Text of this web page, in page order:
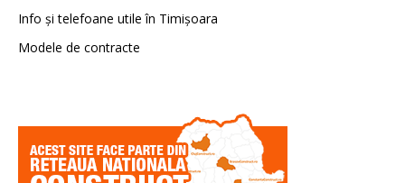
Info și telefoane utile în Timișoara
Modele de contracte